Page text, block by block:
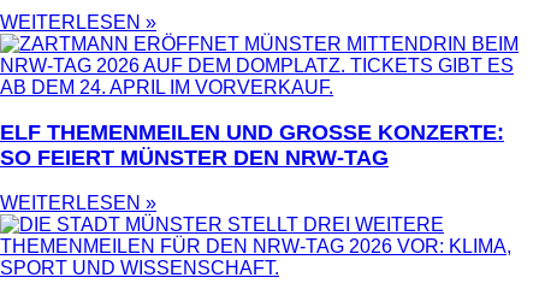
WEITERLESEN »
ELF THEMENMEILEN UND GROSSE KONZERTE: S
O FEIERT MÜNSTER DEN NRW-TAG
WEITERLESEN »